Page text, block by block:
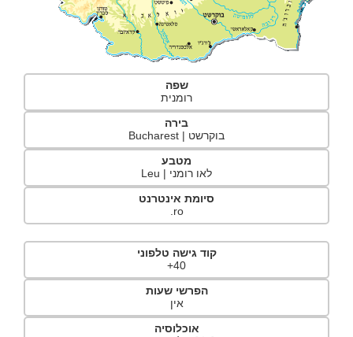
שפה
רומנית
בירה
בוקרשט | Bucharest
מטבע
לאו רומני | Leu
סיומת אינטרנט
ro.
קוד גישה טלפוני
40+
הפרשי שעות
אין
אוכלוסיה